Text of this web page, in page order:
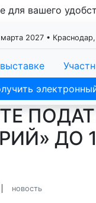
вашего
2027 •
ДО
новость